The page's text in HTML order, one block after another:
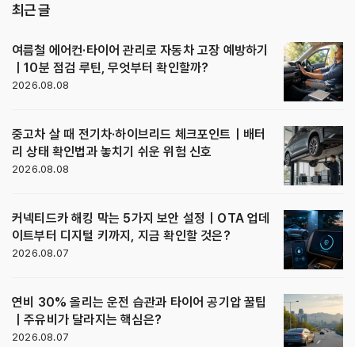
최근 글
여름철 에어컨·타이어 관리로 자동차 고장 예방하기
｜10분 점검 루틴, 무엇부터 확인할까?
2026.08.08
중고차 살 때 전기차·하이브리드 체크포인트｜배터
리 상태 확인법과 놓치기 쉬운 위험 신호
2026.08.08
커넥티드카 해킹 막는 5가지 보안 설정｜OTA 업데
이트부터 디지털 키까지, 지금 확인할 것은?
2026.08.07
연비 30% 올리는 운전 습관과 타이어 공기압 꿀팁
｜주유비가 달라지는 핵심은?
2026.08.07